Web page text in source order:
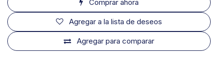
Comprar ahora
Agregar para comparar
Agregar a la lista de deseos